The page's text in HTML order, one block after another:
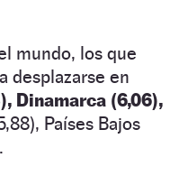
mundo, los que
desplazarse en
Dinamarca (6,06),
Países Bajos